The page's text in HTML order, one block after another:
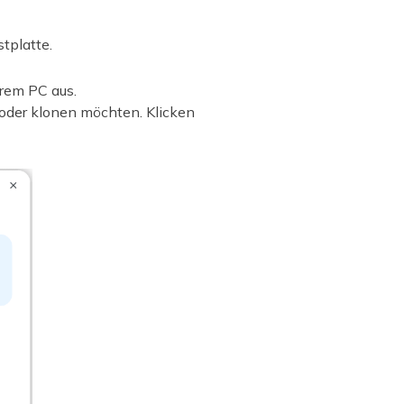
PC aus.
klonen möchten. Klicken